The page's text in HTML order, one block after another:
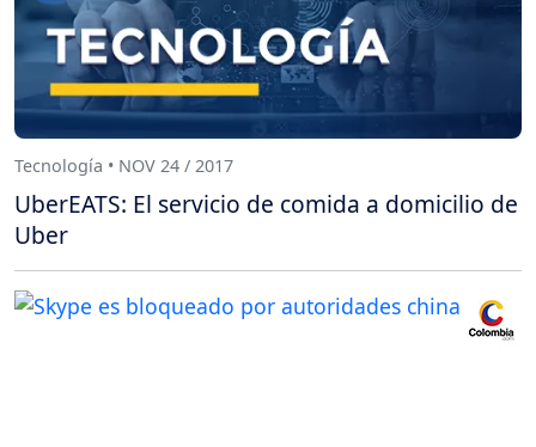
Tecnología • NOV 24 / 2017
UberEATS: El servicio de comida a domicilio de
Uber